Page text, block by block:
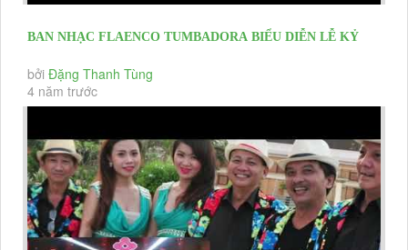
BAN NHẠC FLAENCO TUMBADORA BIỂU DIỄN LỄ KỶ
NIỆM 10 THÀNH LẬP THẮNG...
bởi Đặng Thanh Tùng
4 năm trước